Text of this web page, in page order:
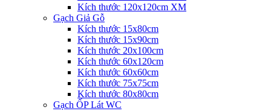
Kích thước 120x120cm XM
Gạch Giả Gỗ
Kích thước 15x80cm
Kích thước 15x90cm
Kích thước 20x100cm
Kích thước 60x120cm
Kích thước 60x60cm
Kích thước 75x75cm
Kích thước 80x80cm
Gạch ỐP Lát WC